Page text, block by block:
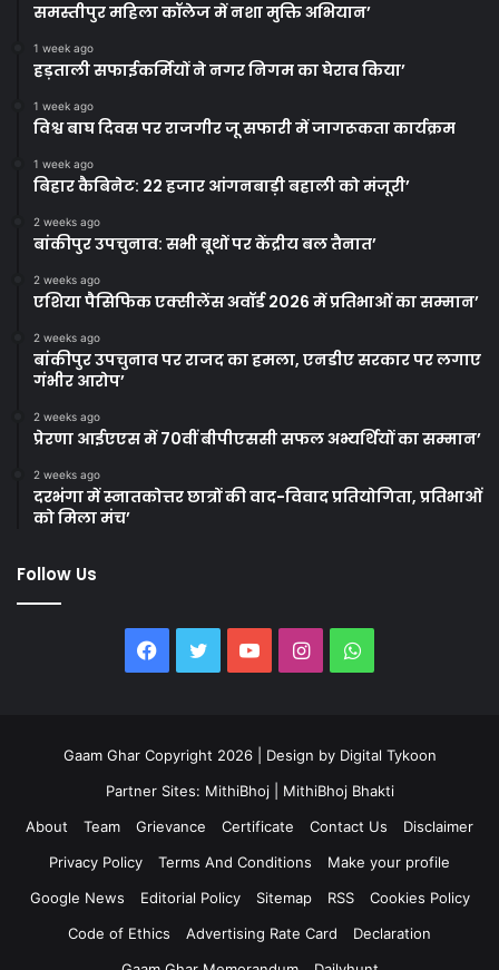
समस्तीपुर महिला कॉलेज में नशा मुक्ति अभियान’
1 week ago
हड़ताली सफाईकर्मियों ने नगर निगम का घेराव किया’
1 week ago
विश्व बाघ दिवस पर राजगीर जू सफारी में जागरूकता कार्यक्रम
1 week ago
बिहार कैबिनेट: 22 हजार आंगनबाड़ी बहाली को मंजूरी’
2 weeks ago
बांकीपुर उपचुनाव: सभी बूथों पर केंद्रीय बल तैनात’
2 weeks ago
एशिया पैसिफिक एक्सीलेंस अवॉर्ड 2026 में प्रतिभाओं का सम्मान’
2 weeks ago
बांकीपुर उपचुनाव पर राजद का हमला, एनडीए सरकार पर लगाए
गंभीर आरोप’
2 weeks ago
प्रेरणा आईएएस में 70वीं बीपीएससी सफल अभ्यर्थियों का सम्मान’
2 weeks ago
दरभंगा में स्नातकोत्तर छात्रों की वाद-विवाद प्रतियोगिता, प्रतिभाओं
को मिला मंच’
Follow Us
Facebook
TwitterYouTubeInstagramWhatsApp
Gaam Ghar Copyright 2026 | Design by Digital Tykoon
Partner Sites: MithiBhoj
MithiBhoj Bhakti
About
Team Grievance Certificate Contact Us
Disclaimer
Privacy Policy
Terms And Conditions
Make your profile
Google News
Editorial Policy Sitemap RSS
Cookies Policy
Code of Ethics
Advertising Rate Card
Declaration